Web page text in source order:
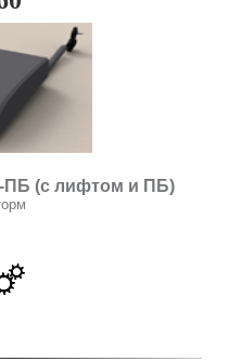
ПБ (с лифтом и ПБ)